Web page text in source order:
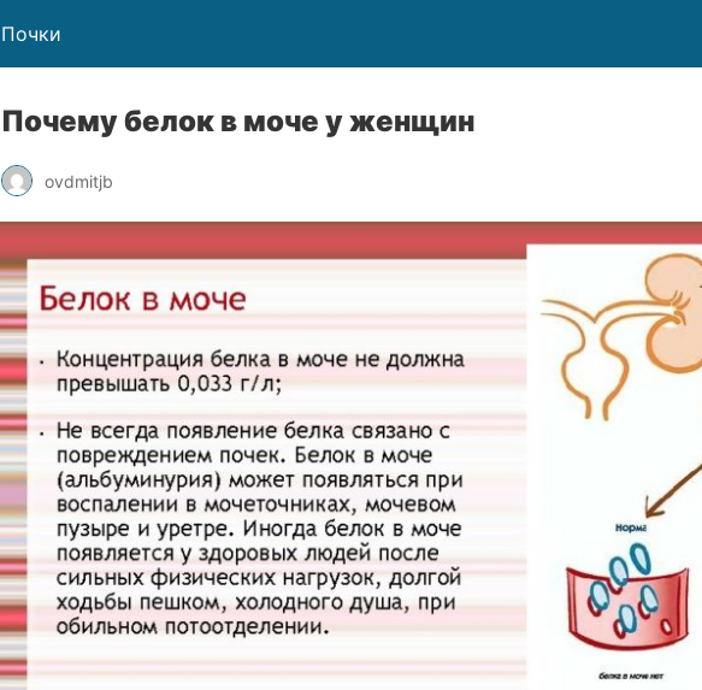
Почки
Почему белок в моче у женщин
ovdmitjb